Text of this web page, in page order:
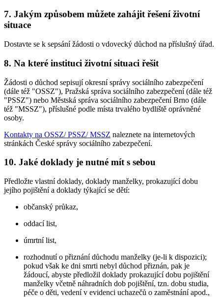
7. Jakým způsobem můžete zahájit řešení životní
situace
Dostavte se k sepsání žádosti o vdovecký důchod na příslušný úřad.
8. Na které instituci životní situaci řešit
Žádosti o důchod sepisují okresní správy sociálního zabezpečení
(dále též "OSSZ"), Pražská správa sociálního zabezpečení (dále též
"PSSZ") nebo Městská správa sociálního zabezpečení Brno (dále
též "MSSZ"), příslušné podle místa trvalého bydliště oprávněné
osoby.
Kontakty na OSSZ/ PSSZ/ MSSZ naleznete na internetových
stránkách České správy sociálního zabezpečení.
10. Jaké doklady je nutné mít s sebou
Předložte vlastní doklady, doklady manželky, prokazující dobu
jejího pojištění a doklady týkající se dětí:
občanský průkaz,
oddací list,
úmrtní list,
rozhodnutí o přiznání důchodu manželky (je-li k dispozici);
pokud však ke dni smrti nebyl důchod přiznán, pak je
žádoucí, abyste předložil doklady prokazující dobu pojištění
manželky včetně náhradních dob pojištění, tzn. dobu studia,
péče o děti, vedení v evidenci uchazečů o zaměstnání apod.,